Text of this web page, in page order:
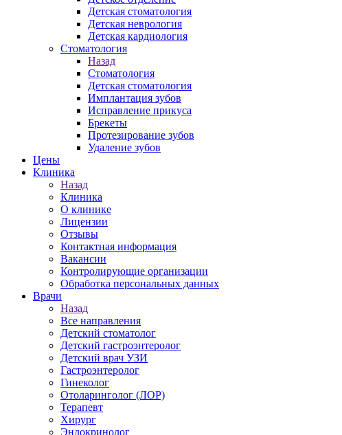
Детская стоматология
Детская неврология
Детская кардиология
Стоматология
Назад
Стоматология
Детская стоматология
Имплантация зубов
Исправление прикуса
Брекеты
Протезирование зубов
Удаление зубов
Цены
Клиника
Назад
Клиника
О клинике
Лицензии
Отзывы
Контактная информация
Вакансии
Контролирующие организации
Обработка персональных данных
Врачи
Назад
Все направления
Детский стоматолог
Детский гастроэнтеролог
Детский врач УЗИ
Гастроэнтеролог
Гинеколог
Отоларинголог (ЛОР)
Терапевт
Хирург
Эндокринолог